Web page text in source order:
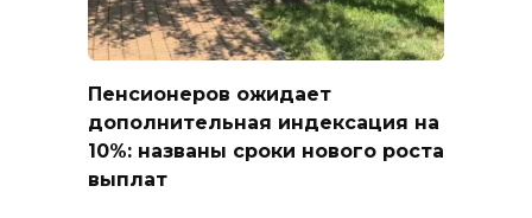
Пенсионеров ожидает
дополнительная индексация на
10%: названы сроки нового роста
выплат